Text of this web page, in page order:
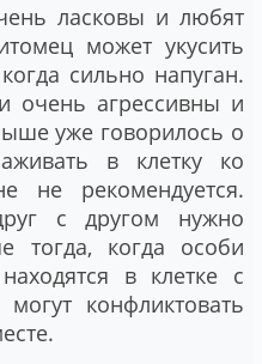
ласковы и любят
может укусить
сильно напуган.
очень агрессивны и
уже говорилось о
в клетку ко
не рекомендуется.
с другом нужно
тогда, когда особи
в клетке с
конфликтовать